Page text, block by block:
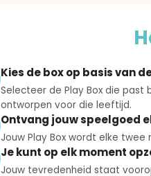
Kies de box op basis van
Selecteer de Play Box die past
ontworpen voor die leeftijd.
Ontvang jouw speelgoed
Jouw Play Box wordt elke
Je kunt op elk moment
Jouw tevredenheid staat